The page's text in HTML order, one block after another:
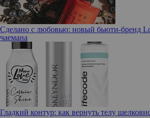
Сделано с любовью: новый бьюти-бренд
чаемана
Гладкий контур: как вернуть телу